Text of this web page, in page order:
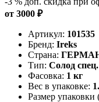
от 3000 ₽
Артикул: 101535
Бренд: Ireks
Страна:
Тип: Солод
Фасовка: 1 кг
Вес в упаковке:
Размер